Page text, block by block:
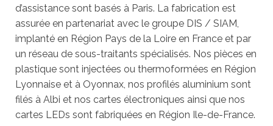
d’assistance sont basés à Paris. La fabrication est
assurée en partenariat avec le groupe DIS / SIAM,
implanté en Région Pays de la Loire en France et par
un réseau de sous-traitants spécialisés. Nos pièces en
plastique sont injectées ou thermoformées en Région
Lyonnaise et à Oyonnax, nos profilés aluminium sont
filés à Albi et nos cartes électroniques ainsi que nos
cartes LEDs sont fabriquées en Région Ile-de-France.